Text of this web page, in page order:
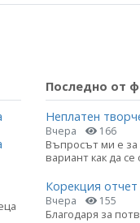
Последно от
Неплатен
Вчера 166
Въпросът ми е за
вариант как да
Корекция
Вчера 155
Благодаря за